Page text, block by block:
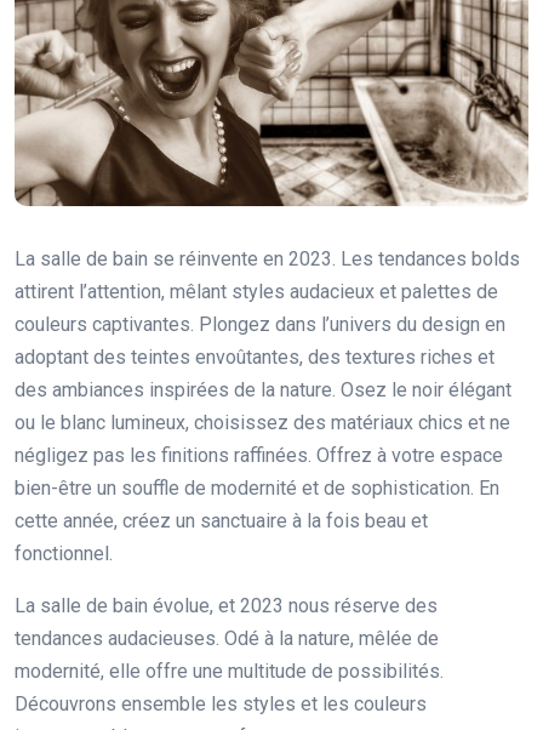
La salle de bain se réinvente en 2023. Les tendances bolds
attirent l’attention, mêlant styles audacieux et palettes de
couleurs captivantes. Plongez dans l’univers du design en
adoptant des teintes envoûtantes, des textures riches et
des ambiances inspirées de la nature. Osez le noir élégant
ou le blanc lumineux, choisissez des matériaux chics et ne
négligez pas les finitions raffinées. Offrez à votre espace
bien-être un souffle de modernité et de sophistication. En
cette année, créez un sanctuaire à la fois beau et
fonctionnel.
La salle de bain évolue, et 2023 nous réserve des
tendances audacieuses. Odé à la nature, mêlée de
modernité, elle offre une multitude de possibilités.
Découvrons ensemble les styles et les couleurs